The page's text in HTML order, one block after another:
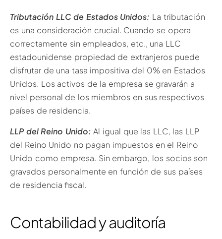
Tributación LLC de Estados Unidos: La tributación
es una consideración crucial. Cuando se opera
correctamente sin empleados, etc., una LLC
estadounidense propiedad de extranjeros puede
disfrutar de una tasa impositiva del 0% en Estados
Unidos. Los activos de la empresa se gravarán a
nivel personal de los miembros en sus respectivos
países de residencia.
LLP del Reino Unido: Al igual que las LLC, las LLP
del Reino Unido no pagan impuestos en el Reino
Unido como empresa. Sin embargo, los socios son
gravados personalmente en función de sus países
de residencia fiscal.
Contabilidad y auditoría